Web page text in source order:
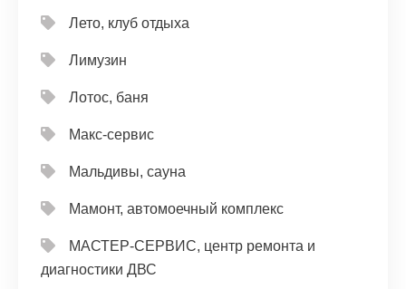
Лето, клуб отдыха
Лимузин
Лотос, баня
Макс-сервис
Мальдивы, сауна
Мамонт, автомоечный комплекс
МАСТЕР-СЕРВИС, центр ремонта и
диагностики ДВС